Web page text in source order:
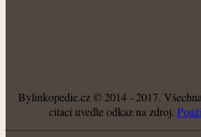
Bylinkopedie.cz © 2014 - 2017.
citaci uveďte odkaz na zdroj.